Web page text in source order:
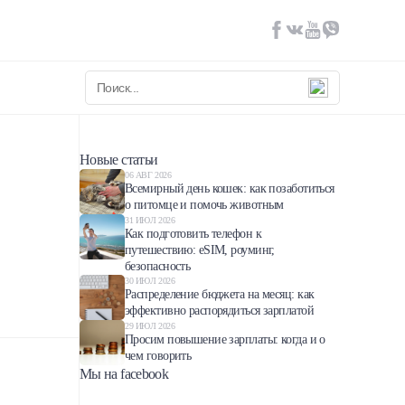
Новые статьи
06 АВГ 2026
Всемирный день кошек: как позаботиться
о питомце и помочь животным
31 ИЮЛ 2026
Как подготовить телефон к
путешествию: eSIM, роуминг,
безопасность
30 ИЮЛ 2026
Распределение бюджета на месяц: как
эффективно распорядиться зарплатой
29 ИЮЛ 2026
Просим повышение зарплаты: когда и о
чем говорить
Мы на facebook